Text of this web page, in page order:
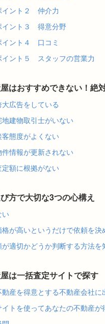
イント２ 仲介力
イント３ 得意分野
イント４ 口コミ
イント５ スタッフの営業力
はおすすめできない！絶
広告をしている
建物取引士がいない
態度がよくない
情報が更新されない
額に根拠がない
方で大切な3つの心構え
い
格が高いというだけで依頼を決
が適切かどうか判断する方法を
は一括査定サイトで探す
動産を得意とする不動産会社
トを使ってあなたの不動産